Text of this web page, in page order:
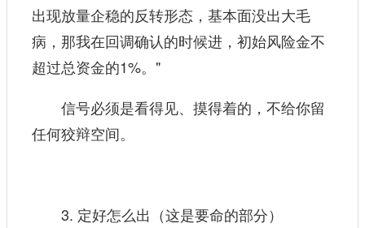
出现放量企稳的反转形态，基本面没出大毛
病，那我在回调确认的时候进，初始风险金不
超过总资金的1%。"
信号必须是看得见、摸得着的，不给你留
任何狡辩空间。
3. 定好怎么出（这是要命的部分）